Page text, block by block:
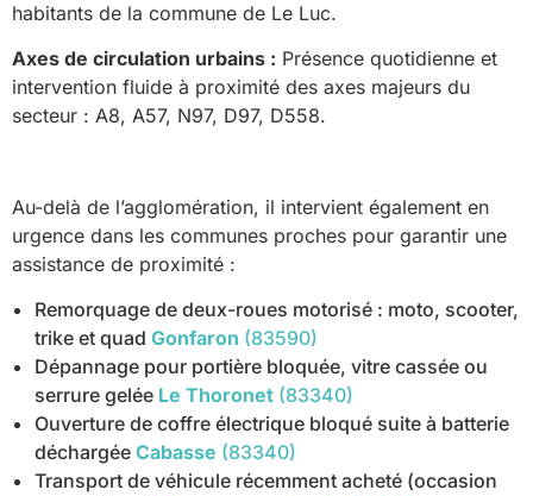
habitants de la commune de Le Luc.
Axes de circulation urbains : Présence quotidienne et
intervention fluide à proximité des axes majeurs du
secteur : A8, A57, N97, D97, D558.
Au-delà de l’agglomération, il intervient également en
urgence dans les communes proches pour garantir une
assistance de proximité :
Remorquage de deux-roues motorisé : moto, scooter,
trike et quad Gonfaron (83590)
Dépannage pour portière bloquée, vitre cassée ou
serrure gelée Le Thoronet (83340)
Ouverture de coffre électrique bloqué suite à batterie
déchargée Cabasse (83340)
Transport de véhicule récemment acheté (occasion